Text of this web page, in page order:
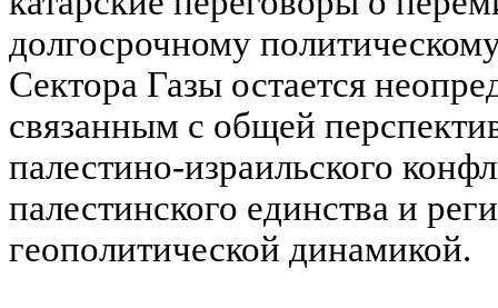
долгосрочному
Сектора Газы остается
связанным с общей
палестино-израильского
палестинского единства и
геополитической динамикой.